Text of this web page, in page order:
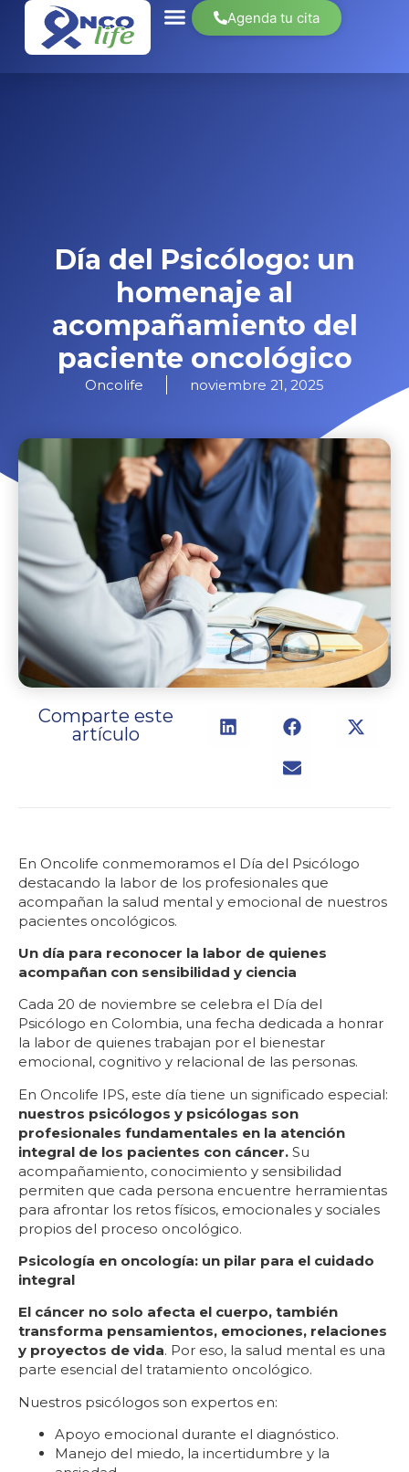
Agenda tu cita
Día del Psicólogo: un
homenaje al
acompañamiento del
paciente oncológico
Oncolife noviembre 21, 2025
Comparte este
artículo
En Oncolife conmemoramos el Día del Psicólogo
destacando la labor de los profesionales que
acompañan la salud mental y emocional de nuestros
pacientes oncológicos.
Un día para reconocer la labor de quienes
acompañan con sensibilidad y ciencia
Cada 20 de noviembre se celebra el Día del
Psicólogo en Colombia, una fecha dedicada a honrar
la labor de quienes trabajan por el bienestar
emocional, cognitivo y relacional de las personas.
En Oncolife IPS, este día tiene un significado especial:
nuestros psicólogos y psicólogas son
profesionales fundamentales en la atención
integral de los pacientes con cáncer. Su
acompañamiento, conocimiento y sensibilidad
permiten que cada persona encuentre herramientas
para afrontar los retos físicos, emocionales y sociales
propios del proceso oncológico.
Psicología en oncología: un pilar para el cuidado
integral
El cáncer no solo afecta el cuerpo, también
transforma pensamientos, emociones, relaciones
y proyectos de vida. Por eso, la salud mental es una
parte esencial del tratamiento oncológico.
Nuestros psicólogos son expertos en:
Apoyo emocional durante el diagnóstico.
Manejo del miedo, la incertidumbre y la